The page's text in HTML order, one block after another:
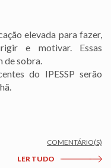
elevada para fazer,
e motivar. Essas
de sobra.
do IPESSP serão
COMENTÁRIO(S)
LER TUDO